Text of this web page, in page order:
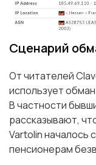
Сценарий
От читателей
использует
В частности
рассказывают,
Vartolin началось
пенсионерам